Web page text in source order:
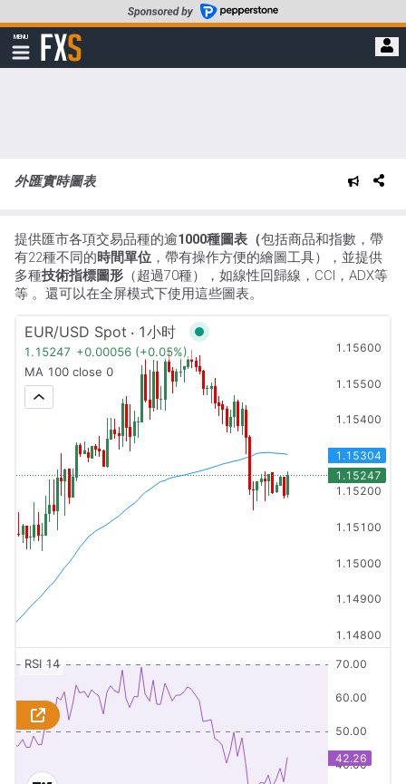
至
要
MENU
顯
示
FXStreet
外匯實時圖表
提供匯市各項交易品種的逾1000種圖表（包括商品和指數，帶
有22種不同的時間單位 ，帶有操作方便的繪圖工具），並提供
多種技術指標圖形 （超過70種），如線性回歸線，CCI，ADX等
等 。還可以在全屏模式下使用這些圖表。